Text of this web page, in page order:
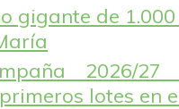
gigante de
2026/
lotes en